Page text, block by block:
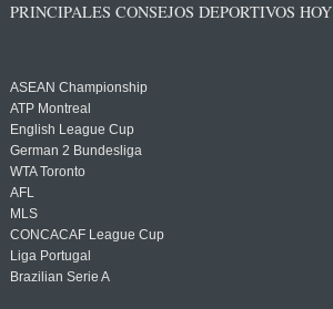
PRINCIPALES CONSEJOS DEPORTIVOS HOY
ASEAN Championship
ATP Montreal
English League Cup
German 2 Bundesliga
WTA Toronto
AFL
MLS
CONCACAF League Cup
Liga Portugal
Brazilian Serie A